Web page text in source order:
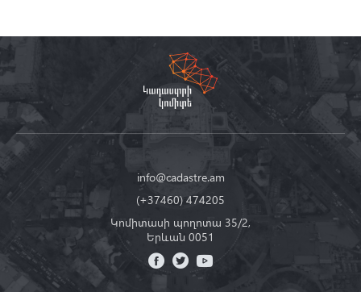
info@cadastre.am
(+37460) 474205
Կոմիտասի պողոտա 35/2,
Երևան 0051